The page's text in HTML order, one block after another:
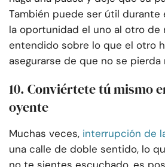
También puede ser útil durante
la oportunidad el uno al otro de
entendido sobre lo que el otro
asegurarse de que no se pierda
10. Conviértete tú mismo
oyente
Muchas veces, interrupción de
una calle de doble sentido, lo